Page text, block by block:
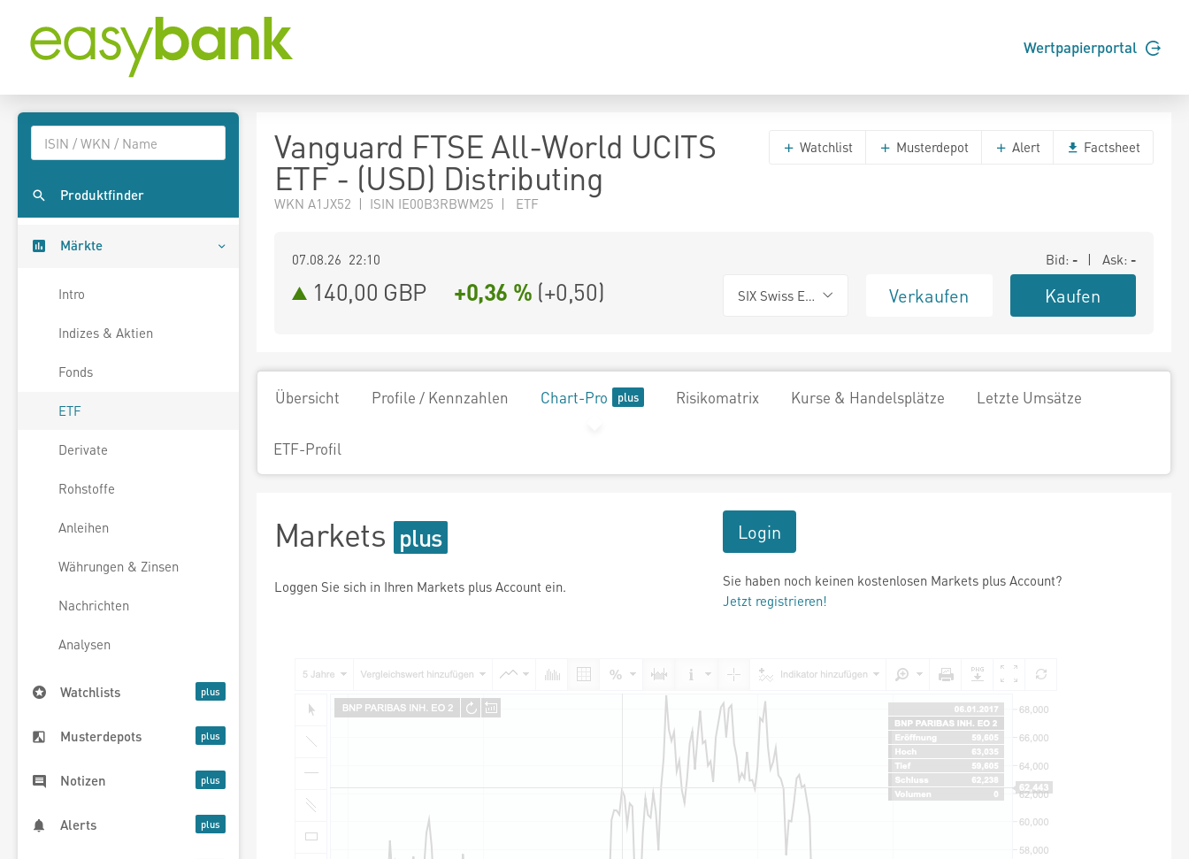
Wertpapierportal
Produktfinder
Märkte
Intro
Indizes & Aktien
Fonds
ETF
Derivate
Rohstoffe
Anleihen
Währungen & Zinsen
Nachrichten
Analysen
Watchlists
Musterdepots
Notizen
Alerts
Vanguard FTSE All-World UCITS
ETF - (USD) Distributing
WKN A1JX52 | ISIN IE00B3RBWM25 | ETF
Watchlist Musterdepot Alert Factsheet
07.08.26 22:10 Bid: - | Ask: -
140,00 GBP +0,36 % (+0,50) SIX Swiss Exchange Verkaufen Kaufen
Übersicht Profile / Kennzahlen Chart-Pro Risikomatrix Kurse & Handelsplätze Letzte Umsätze
ETF-Profil
Markets
Loggen Sie sich in Ihren Markets plus Account ein.
Login
Sie haben noch keinen kostenlosen Markets plus Account?
Jetzt registrieren!